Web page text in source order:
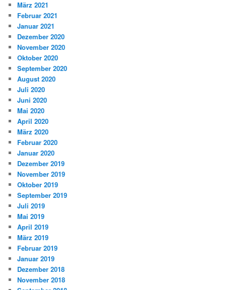
März 2021
Februar 2021
Januar 2021
Dezember 2020
November 2020
Oktober 2020
September 2020
August 2020
Juli 2020
Juni 2020
Mai 2020
April 2020
März 2020
Februar 2020
Januar 2020
Dezember 2019
November 2019
Oktober 2019
September 2019
Juli 2019
Mai 2019
April 2019
März 2019
Februar 2019
Januar 2019
Dezember 2018
November 2018